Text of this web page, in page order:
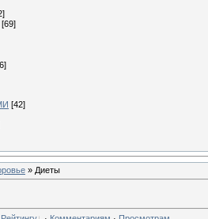
[69]
[42]
» Диеты